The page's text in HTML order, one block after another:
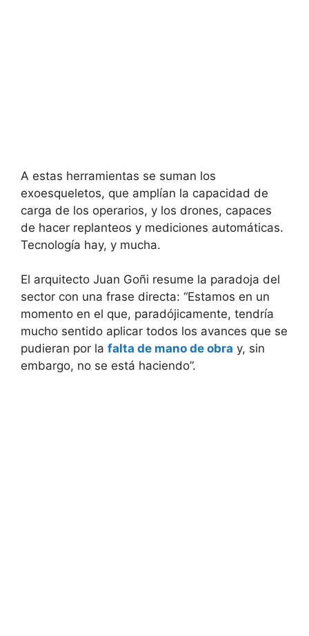
A estas herramientas se suman los
exoesqueletos, que amplían la capacidad de
carga de los operarios, y los drones, capaces
de hacer replanteos y mediciones automáticas.
Tecnología hay, y mucha.
El arquitecto Juan Goñi resume la paradoja del
sector con una frase directa: “Estamos en un
momento en el que, paradójicamente, tendría
mucho sentido aplicar todos los avances que se
pudieran por la falta de mano de obra y, sin
embargo, no se está haciendo”.